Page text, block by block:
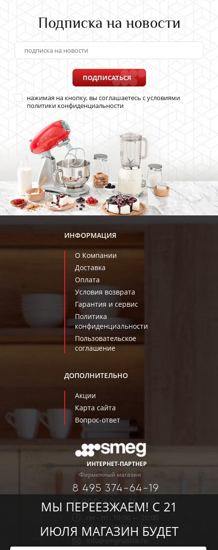
Подписка на новости
ПОДПИСАТЬСЯ
нажимая на кнопку, вы соглашаетесь с условиями
политики конфиденциальности
МЫ ПЕРЕЕЗЖАЕМ! С 21
ИЮЛЯ МАГАЗИН БУДЕТ
ИНТЕРНЕТ-ПАРТНЕР
Фирменный магазин
8 495 374-64-19
8 800 600-35-98
пн - пт: 10:00 — 20:00
сб - вс: 10:00 — 18:00
info@smgrussia.ru
ИНФОРМАЦИЯ
О Компании
Доставка
Оплата
Условия возврата
Гарантия и сервис
Политика
конфиденциальности
Пользовательское
соглашение
ДОПОЛНИТЕЛЬНО
Акции
Карта сайта
Вопрос-ответ